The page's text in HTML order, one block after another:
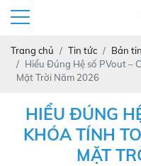
Trang chủ Tin tức
Bản
Hiểu Đúng Hệ số PVout –
Mặt Trời Năm 2026
HIỂU ĐÚNG
KHÓA TÍNH
MẶT